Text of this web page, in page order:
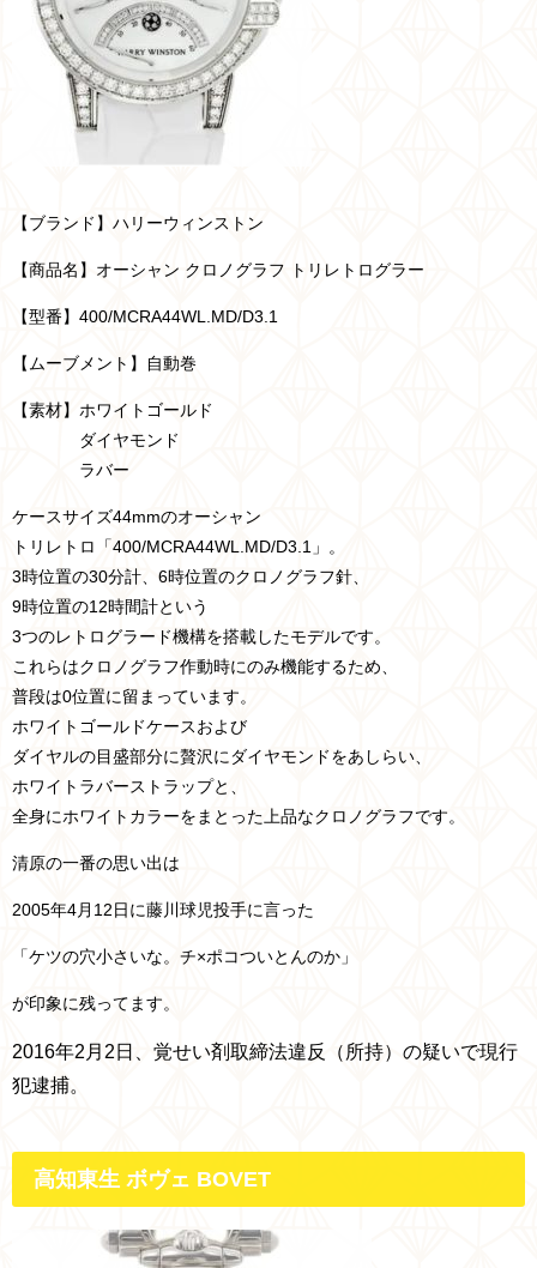
【ブランド】ハリーウィンストン
【商品名】オーシャン クロノグラフ トリレトログラー
【型番】400/MCRA44WL.MD/D3.1
【ムーブメント】自動巻
【素材】ホワイトゴールド
ダイヤモンド
ラバー
ケースサイズ44mmのオーシャン
トリレトロ「400/MCRA44WL.MD/D3.1」。
3時位置の30分計、6時位置のクロノグラフ針、
9時位置の12時間計という
3つのレトログラード機構を搭載したモデルです。
これらはクロノグラフ作動時にのみ機能するため、
普段は0位置に留まっています。
ホワイトゴールドケースおよび
ダイヤルの目盛部分に贅沢にダイヤモンドをあしらい、
ホワイトラバーストラップと、
全身にホワイトカラーをまとった上品なクロノグラフです。
清原の一番の思い出は
2005年4月12日に藤川球児投手に言った
「ケツの穴小さいな。チ×ポコついとんのか」
が印象に残ってます。
2016年2月2日、覚せい剤取締法違反（所持）の疑いで現行
犯逮捕。
高知東生 ボヴェ BOVET